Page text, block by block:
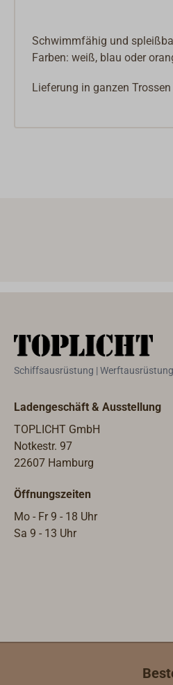
Schwimmfähig und
Farben: weiß, blau oder
Lieferung in ganzen
Schiffsausrüstung | Werftausrüstung
Ladengeschäft & Ausstellung
TOPLICHT GmbH
Notkestr. 97
22607 Hamburg
Öffnungszeiten
Mo - Fr 9 - 18 Uhr
Sa 9 - 13 Uhr